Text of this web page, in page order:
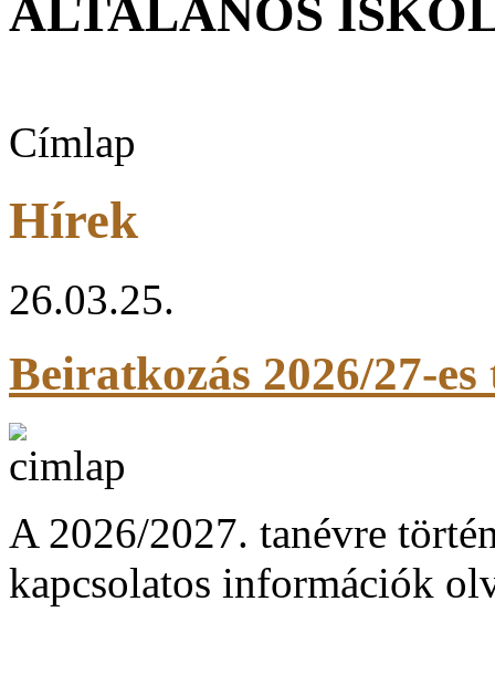
ÁLTALÁNOS
Címlap
Hírek
26.03.25.
Beiratkozás 2026/27-es
A 2026/2027. tanévre
kapcsolatos információk